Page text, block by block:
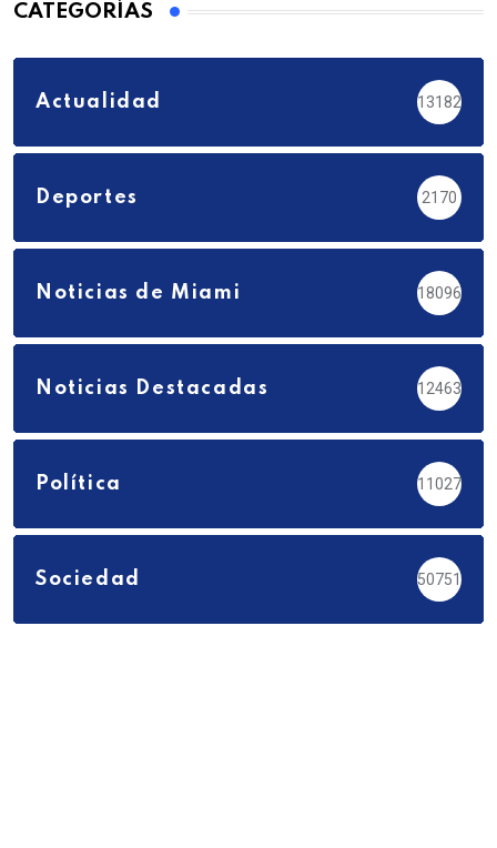
CATEGORÍAS
Actualidad 13182
Deportes 2170
Noticias de Miami 18096
Noticias Destacadas 12463
Política 11027
Sociedad 50751